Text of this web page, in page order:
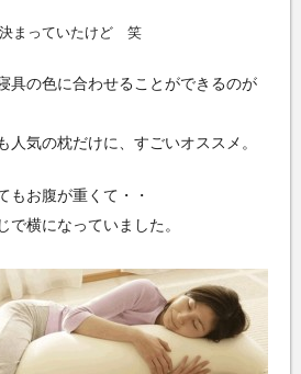
まっていたけど 笑
具の色に合わせることができるのが
人気の枕だけに、すごいオススメ。
もお腹が重くて・・
で横になっていました。